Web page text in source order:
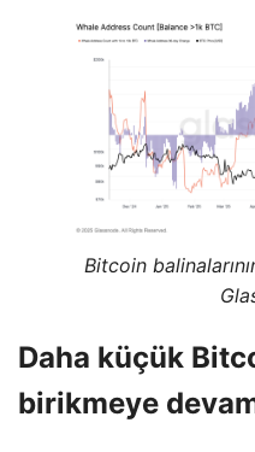
Bitcoin
Daha küçük
birikmeye